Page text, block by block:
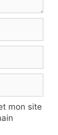
mon site